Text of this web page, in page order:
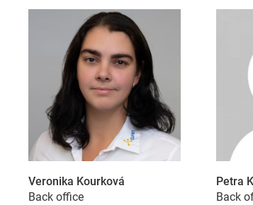
Veronika Kourková
Back office
Petra
Back
External Content
Includes resources that make
Consent Information